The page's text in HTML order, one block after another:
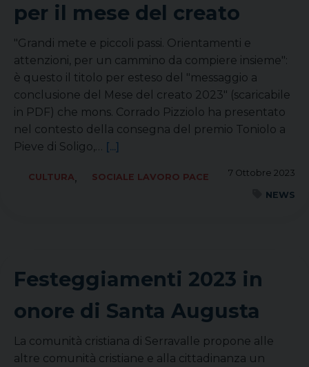
per il mese del creato
"Grandi mete e piccoli passi. Orientamenti e
attenzioni, per un cammino da compiere insieme":
è questo il titolo per esteso del "messaggio a
conclusione del Mese del creato 2023" (scaricabile
in PDF) che mons. Corrado Pizziolo ha presentato
nel contesto della consegna del premio Toniolo a
Pieve di Soligo,… [...]
7 Ottobre 2023
CULTURA,
SOCIALE LAVORO PACE
NEWS
Festeggiamenti 2023 in
onore di Santa Augusta
La comunità cristiana di Serravalle propone alle
altre comunità cristiane e alla cittadinanza un